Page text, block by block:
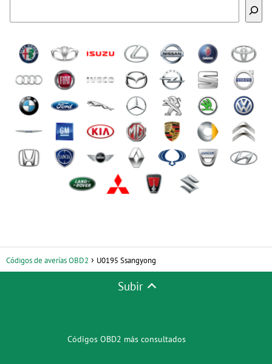
Códigos de averías OBD2 U0195 Ssangyong
Subir
Códigos OBD2 más consultados